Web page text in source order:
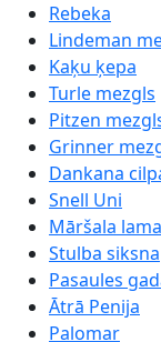
Rebeka
Lindeman
Kaķu ķepa
Turle mezgls
Pitzen
Grinner
Dankana
Snell Uni
Māršala
Stulba siksna
Pasaules
Ātrā Penija
Palomar